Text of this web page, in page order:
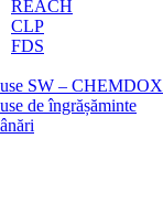
REACH
CLP
FDS
SW – CHEMDOX
de îngrășăminte